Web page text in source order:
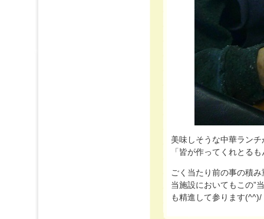
美味しそうな中華ラン
「皆が作ってくれとる
ごく当たり前の事の積
当施設においてもこの”
も精進して参ります(^^)/